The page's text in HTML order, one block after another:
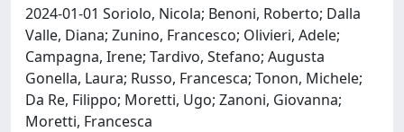
2024-01-01 Soriolo, Nicola; Benoni, Roberto; Dalla
Valle, Diana; Zunino, Francesco; Olivieri, Adele;
Campagna, Irene; Tardivo, Stefano; Augusta
Gonella, Laura; Russo, Francesca; Tonon, Michele;
Da Re, Filippo; Moretti, Ugo; Zanoni, Giovanna;
Moretti, Francesca